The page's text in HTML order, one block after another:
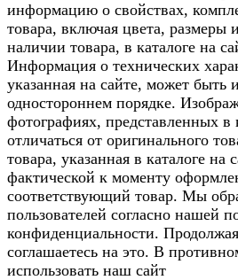
информацию о свойствах,
товара, включая цвета,
наличии товара, в каталоге на
Информация о технических
указанная на сайте, может быть
одностороннем порядке.
фотографиях, представленных в
отличаться от оригинального
товара, указанная в каталоге на
фактической к моменту
соответствующий товар. Мы
пользователей согласно нашей
конфиденциальности.
соглашаетесь на это. В
использовать наш сайт